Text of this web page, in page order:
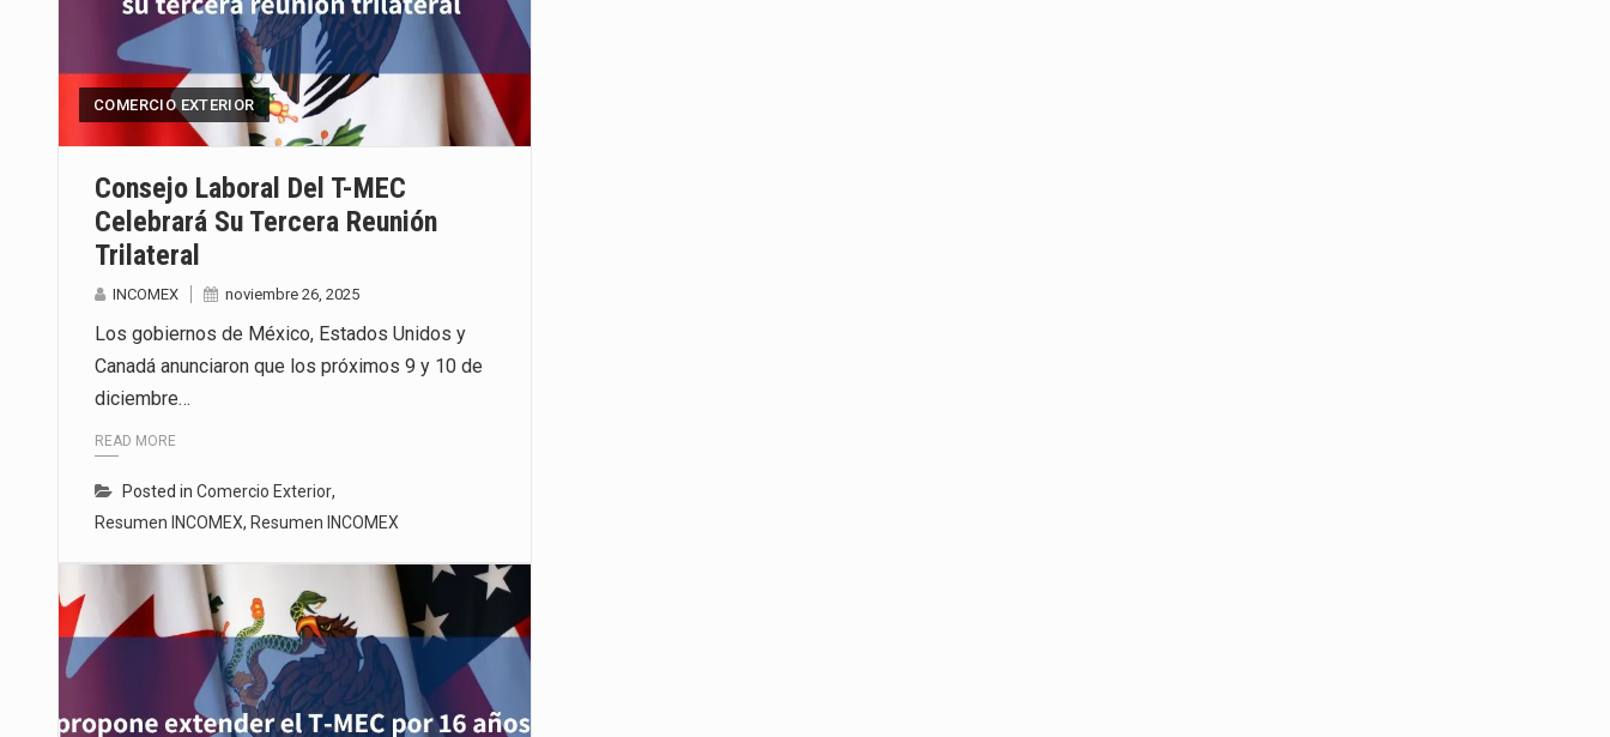
COMERCIO EXTERIOR
Consejo Laboral Del T-MEC
Celebrará Su Tercera Reunión
Trilateral
INCOMEX noviembre 26, 2025
Los gobiernos de México, Estados Unidos y
Canadá anunciaron que los próximos 9 y 10 de
diciembre…
READ MORE
Posted in Comercio Exterior,
Resumen INCOMEX, Resumen INCOMEX